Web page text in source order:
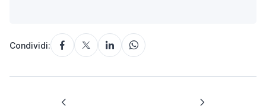
Condividi: